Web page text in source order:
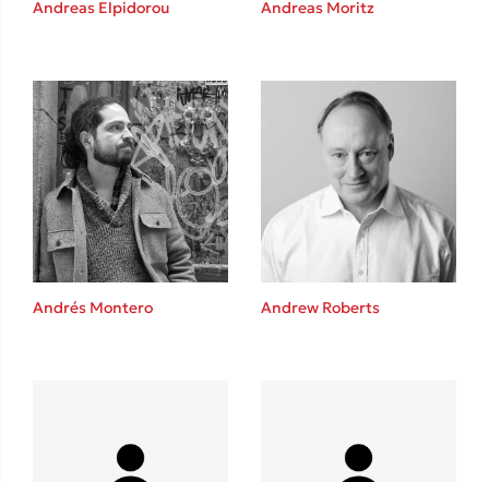
Καθρέφτης
Sebastian Fitzek
Playlist
Το λεξικό της ζωής σου
Andreas Elpidorou Andreas Moritz
Andrés Montero Andrew Roberts